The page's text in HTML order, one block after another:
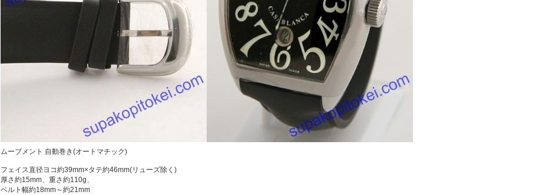
ムーブメント 自動巻き(オートマチック)
フェイス直径ヨコ約39mm×タテ約46mm(リューズ除く)
厚さ約15mm、重さ約110g、
ベルト幅約18mm～約21mm